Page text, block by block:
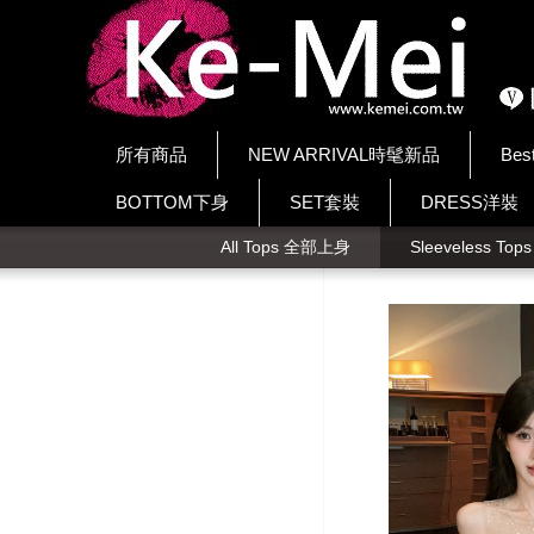
所有商品 NEW ARRIVAL時髦新品
BOTTOM下身 SET套裝 DRESS洋裝
All Tops 全部上身 Sleeveless